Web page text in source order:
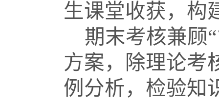
生课堂收获，构
期末考核兼顾
方案，除理论考
例分析，检验知